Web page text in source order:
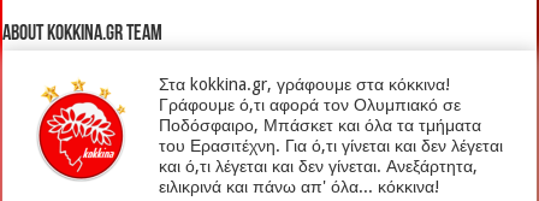
About kokkina.gr TEAM
Στα kokkina.gr, γράφουμε στα κόκκινα!
Γράφουμε ό,τι αφορά τον Ολυμπιακό σε
Ποδόσφαιρο, Μπάσκετ και όλα τα τμήματα
του Ερασιτέχνη. Για ό,τι γίνεται και δεν λέγεται
και ό,τι λέγεται και δεν γίνεται. Ανεξάρτητα,
ειλικρινά και πάνω απ' όλα... κόκκινα!